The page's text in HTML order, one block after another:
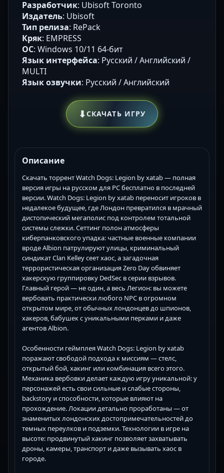
Разработчик: Ubisoft Toronto
Издатель: Ubisoft
Тип релиза: RePack
Кряк: EMPRESS
ОС: Windows 10/11 64-бит
Язык интерфейса: Русский / Английский /
MULTI
Язык озвучки: Русский / Английский
⬇СКАЧАТЬ ИГРУ
Описание
Скачать торрент Watch Dogs: Legion by xatab — полная
версия игры на русском для PC бесплатно в последней
версии. Watch Dogs: Legion by xatab переносит игроков в
недалекое будущее, где Лондон превратился в мрачный
дистопический мегаполис под контролем тотальной
системы слежки. Сеттинг полон атмосферы
киберпанковского упадка: частные военные компании
вроде Albion патрулируют улицы, криминальный
синдикат Clan Kelley сеет хаос, а загадочная
террористическая организация Zero Day обвиняет
хакерскую группировку DedSec в серии взрывов.
Главный герой — не один, а весь Легион: вы можете
вербовать практически любого NPC в огромном
открытом мире, от обычных лондонцев до шпионов,
хакеров, бабушек с уникальными перками и даже
агентов Albion.
Особенности геймплея Watch Dogs: Legion by xatab
поражают свободой подхода к миссиям — стелс,
открытый бой, хакинг или комбинация всего этого.
Механика вербовки делает каждую игру уникальной: у
персонажей есть свои сильные и слабые стороны,
backstory и способности, которые влияют на
прохождение. Локации детально проработаны — от
знаменитых лондонских достопримечательностей до
темных переулков и подземки. Технологии в игре на
высоте: продвинутый хакинг позволяет захватывать
дроны, камеры, транспорт и даже вызывать хаос в
городе.